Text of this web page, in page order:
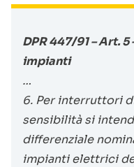
DPR 447/91 – Art.
impianti
…
6. Per interruttori
sensibilità si
differenziale
impianti elettrici